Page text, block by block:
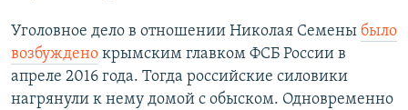
Уголовное дело в отношении Николая Семены было
возбуждено крымским главком ФСБ России в
апреле 2016 года. Тогда российские силовики
нагрянули к нему домой с обыском. Одновременно